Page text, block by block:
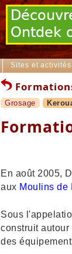
Sites et activités
Grosage
En août 2005,
aux Moulins de
Sous
construit autour
des